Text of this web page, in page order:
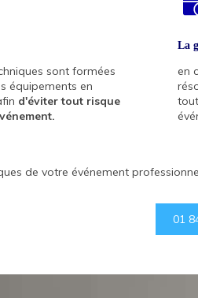
sont formées
équipements en
d'éviter tout risque
sont formées
équipements en
d'éviter tout risque
La
en
La
en
de votre événement
01